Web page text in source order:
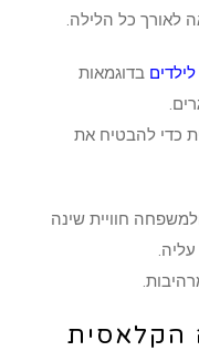
לאורך כל הלילה.
בדוגמאות
כדי להבטיח את
חוויית שינה
הקלאסית